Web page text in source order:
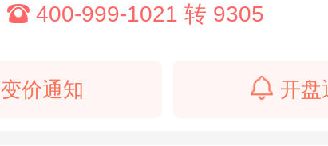
400-999-1021 转 9305
变价通知 开盘